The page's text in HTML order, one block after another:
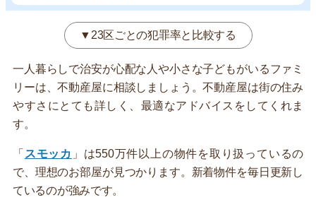
▼23区ごとの犯罪率と比較する
一人暮らしで治安が心配な人や小さな子どもがいるファミ
リーは、不動産屋に相談しましょう。不動産屋は街の住み
やすさにとても詳しく、最適なアドバイスをしてくれま
す。
「 スモッカ 」は550万件以上の物件を取り扱っているの
で、理想のお部屋が見つかります。新着物件を毎日更新し
ているのが強みです。